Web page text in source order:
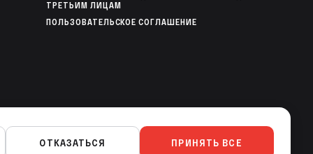
ТРЕТЬИМ ЛИЦАМ
ПОЛЬЗОВАТЕЛЬСКОЕ СОГЛАШЕНИЕ
МОБИЛЬНЫЕ ПРИЛОЖЕНИЯ
ОТКАЗАТЬСЯ ПРИНЯТЬ ВСЕ